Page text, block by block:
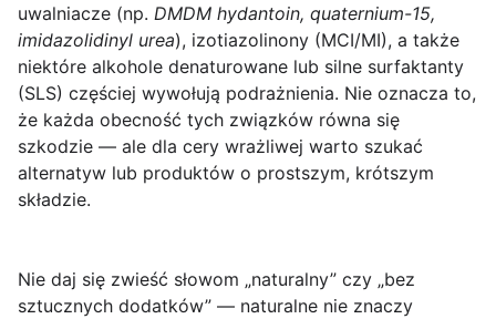
uwalniacze (np. DMDM hydantoin, quaternium-15,
imidazolidinyl urea), izotiazolinony (MCI/MI), a także
niektóre alkohole denaturowane lub silne surfaktanty
(SLS) częściej wywołują podrażnienia. Nie oznacza to,
że każda obecność tych związków równa się
szkodzie — ale dla cery wrażliwej warto szukać
alternatyw lub produktów o prostszym, krótszym
składzie.
Nie daj się zwieść słowom „naturalny” czy „bez
sztucznych dodatków” — naturalne nie znaczy